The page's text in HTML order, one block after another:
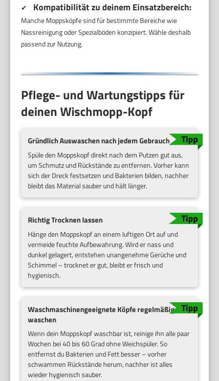
✔ Kompatibilität zu deinem Einsatzbereich:
Manche Moppsköpfe sind für bestimmte Bereiche wie
Nassreinigung oder Spezialböden konzipiert. Wähle deshalb
passend zur Nutzung.
Pflege- und Wartungstipps für
deinen Wischmopp-Kopf
Gründlich Auswaschen nach jedem Gebrauch
Spüle den Moppskopf direkt nach dem Putzen gut aus,
um Schmutz und Rückstände zu entfernen. Vorher kann
sich der Dreck festsetzen und Bakterien bilden, nachher
bleibt das Material sauber und hält länger.
Richtig Trocknen lassen
Hänge den Moppskopf an einem luftigen Ort auf und
vermeide feuchte Aufbewahrung. Wird er nass und
dunkel gelagert, entstehen unangenehme Gerüche und
Schimmel – trocknet er gut, bleibt er frisch und
hygienisch.
Waschmaschinengeeignete Köpfe regelmäßig
waschen
Wenn dein Moppskopf waschbar ist, reinige ihn alle paar
Wochen bei 40 bis 60 Grad ohne Weichspüler. So
entfernst du Bakterien und Fett besser – vorher
schwammen Rückstände herum, nachher ist alles
wieder hygienisch sauber.